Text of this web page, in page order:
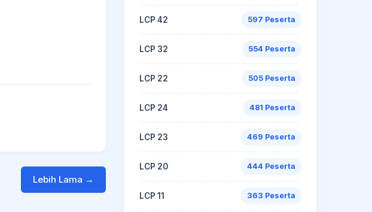
Lebih Lama →
LCP 42 597 Peserta
LCP 32 554 Peserta
LCP 22 505 Peserta
LCP 24 481 Peserta
LCP 23 469 Peserta
LCP 20 444 Peserta
LCP 11 363 Peserta